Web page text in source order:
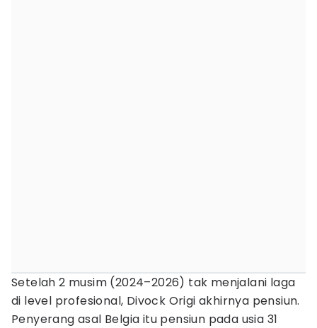
Setelah 2 musim (2024–2026) tak menjalani laga
di level profesional, Divock Origi akhirnya pensiun.
Penyerang asal Belgia itu pensiun pada usia 31